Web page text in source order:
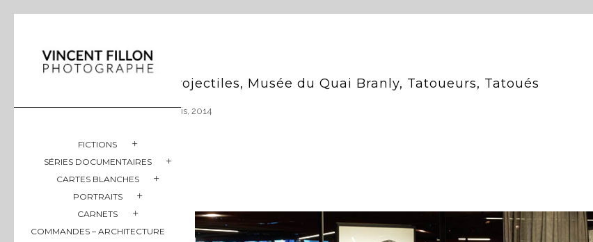
FICTIONS
SÉRIES DOCUMENTAIRES
CARTES BLANCHES
PORTRAITS
CARNETS
COMMANDES – ARCHITECTURE
Projectiles, Musée du Quai Branly, Tatoueurs, Tatoués
Paris, 2014